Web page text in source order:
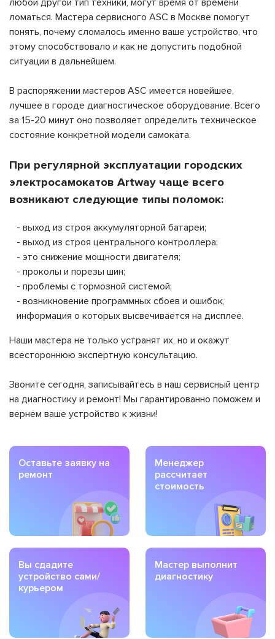
ломаться. Мастера сервисного ASC в Москве помогут
понять, почему сломалось именно ваше устройство, что
этому способствовало и как не допустить подобной
ситуации в дальнейшем.
В распоряжении мастеров ASC имеется новейшее,
лучшее в городе диагностическое оборудование. Всего
за 15-20 минут оно позволяет определить техническое
состояние конкретной модели самоката.
При регулярной эксплуатации городских
электросамокатов Artway чаще всего
возникают следующие типы поломок:
- выход из строя аккумуляторной батареи;
- выход из строя центрального контроллера;
- это снижение мощности двигателя;
- проколы и порезы шин;
- проблемы с тормозной системой;
- возникновение программных сбоев и ошибок,
информация о которых высвечивается на дисплее.
Наши мастера не только устранят их, но и окажут
всестороннюю экспертную консультацию.
Звоните сегодня, записывайтесь в наш сервисный центр
на диагностику и ремонт! Мы гарантированно поможем и
вернем ваше устройство к жизни!
Оставьте заявку на
ремонт
Менеджер
рассчитает
стоимость
Вы сдадите
устройство сами/
курьером
Мастер выполнит
диагностику